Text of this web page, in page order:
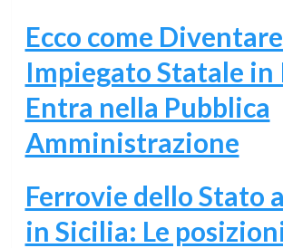
Ecco come
Impiegato Statale in
Entra nella Pubblica
Amministrazione
Ferrovie dello Stato
in Sicilia: Le